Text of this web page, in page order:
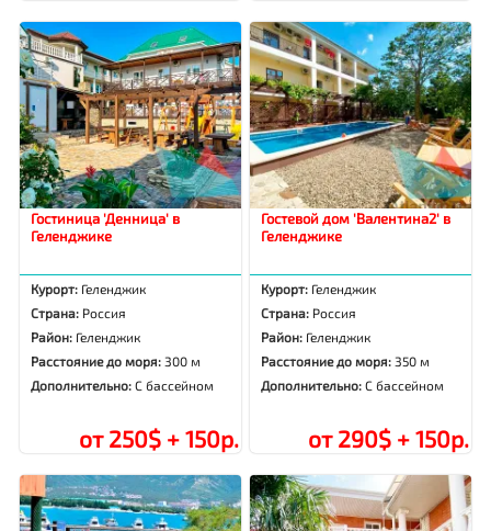
Гостиница 'Денница' в
Геленджике
Курорт: Геленджик
Страна: Россия
Район: Геленджик
Расстояние до моря: 300 м
Дополнительно:С бассейном
от 250$ + 150р.
Гостевой дом 'Валентина2' в
Геленджике
Курорт: Геленджик
Страна: Россия
Район: Геленджик
Расстояние до моря: 350 м
Дополнительно:С бассейном
от 290$ + 150р.